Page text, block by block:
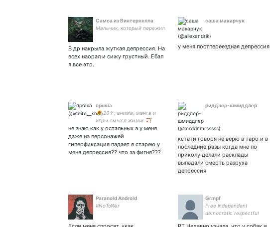
Самса из Винтерхелла
Мальчик, который пережил
В др накрыла жуткая депрессия. На
всех наорал и сижу грустный. Ебал
я все это.
саша макарчук
у меня постпереездная депрессия
проша
🌻 20↑; аниме, манга и
игры смысл жизни 🏹
не знаю как у остальных а у меня
даже на персонажей
гиперфиксация падает я старею у
меня депрессия?? что за фигня???
риддлер-шмиддлер
кстати говоря не верю в таро и в
последние разы когда мне по
приколу делали расклады
выпадали смерть разруха
депрессия
Paranoid Android
#NoToWar
Grmpf
Free independent
democratic respectful